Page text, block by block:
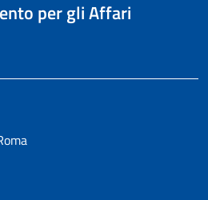
per gli Affari